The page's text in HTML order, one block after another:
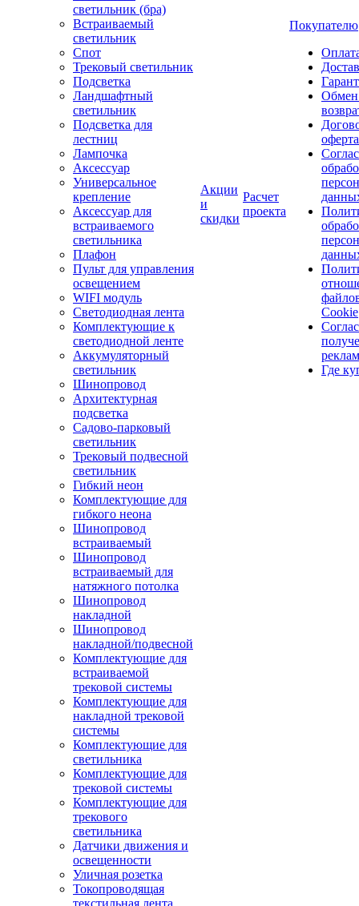
светильник (бра)
Встраиваемый
светильник
Спот
Трековый светильник
Подсветка
Ландшафтный
светильник
Подсветка для
лестниц
Лампочка
Аксессуар
Универсальное
крепление
Аксессуар для
встраиваемого
светильника
Плафон
Пульт для управления
освещением
WIFI модуль
Светодиодная лента
Комплектующие к
светодиодной ленте
Аккумуляторный
светильник
Шинопровод
Архитектурная
подсветка
Садово-парковый
светильник
Трековый подвесной
светильник
Гибкий неон
Комплектующие для
гибкого неона
Шинопровод
встраиваемый
Шинопровод
встраиваемый для
натяжного потолка
Шинопровод
накладной
Шинопровод
накладной/подвесной
Комплектующие для
встраиваемой
трековой системы
Комплектующие для
накладной трековой
системы
Комплектующие для
светильника
Комплектующие для
трековой системы
Комплектующие для
трекового
светильника
Датчики движения и
освещенности
Уличная розетка
Токопроводящая
текстильная лента
Акции
и
скидки
Расчет
проекта
Покупателю
оферта
Cookie
Где